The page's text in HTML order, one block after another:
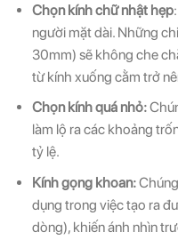
Chọn kính chữ nhật hẹp
người mặt dài. Những
30mm) sẽ không che
từ kính xuống cằm trở
Chọn kính quá nhỏ:
làm lộ ra các khoảng
tỷ lệ.
Kính gọng khoan:
dụng trong việc tạo ra
dòng), khiến ánh nhìn